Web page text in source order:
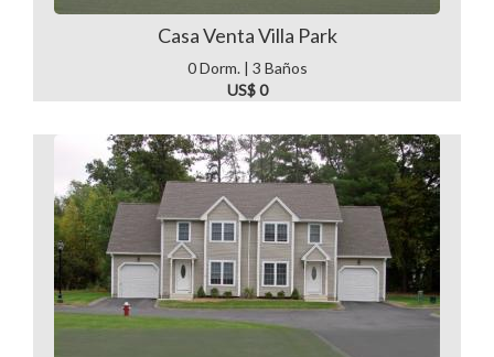
Casa Venta Villa Park
0 Dorm. | 3 Baños
US$ 0